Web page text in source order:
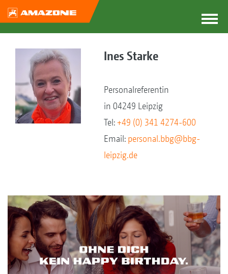
Ines Starke
Personalreferentin
in 04249 Leipzig
Tel:+49 (0) 341 4274-600
Email: personal.bbg@bbg-
leipzig.de